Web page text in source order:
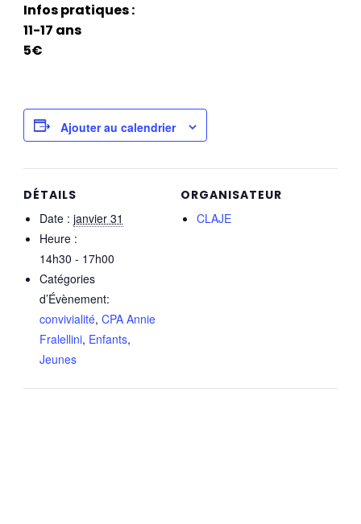
Infos pratiques :
11-17 ans
5€
Ajouter au calendrier
DÉTAILS
Date : janvier 31
Heure :
14h30 - 17h00
Catégories
d’Évènement:
convivialité, CPA Annie
Fralellini, Enfants,
Jeunes
ORGANISATEUR
CLAJE